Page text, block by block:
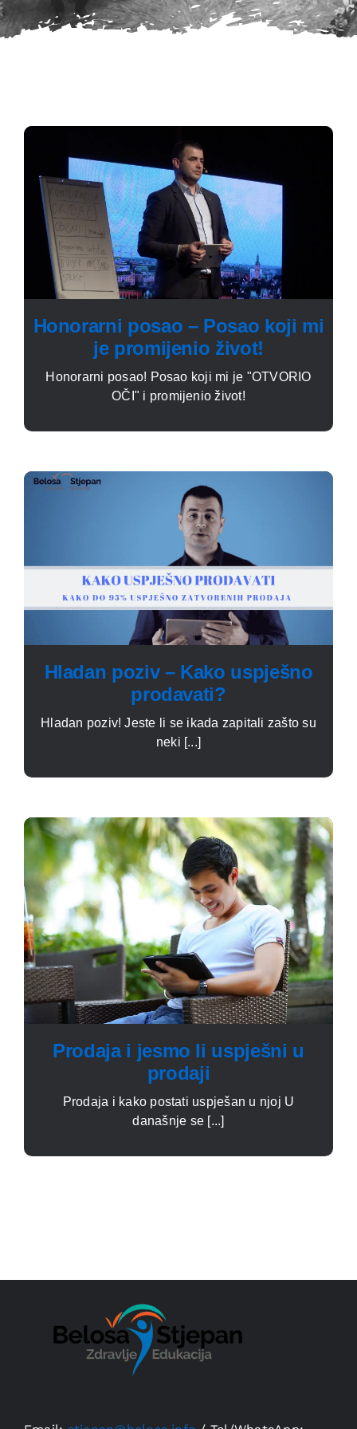
Honorarni posao – Posao koji mi
je promijenio život!
Honorarni posao! Posao koji mi je "OTVORIO
OČI" i promijenio život!
Hladan poziv – Kako uspješno
prodavati?
Hladan poziv! Jeste li se ikada zapitali zašto su
neki [...]
Prodaja i jesmo li uspješni u
prodaji
Prodaja i kako postati uspješan u njoj U
današnje se [...]